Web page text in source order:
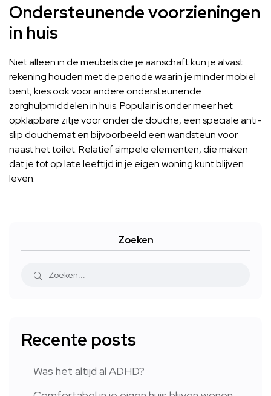
Ondersteunende voorzieningen
in huis
Niet alleen in de meubels die je aanschaft kun je alvast
rekening houden met de periode waarin je minder mobiel
bent; kies ook voor andere ondersteunende
zorghulpmiddelen in huis. Populair is onder meer het
opklapbare zitje voor onder de douche, een speciale anti-
slip douchemat en bijvoorbeeld een wandsteun voor
naast het toilet. Relatief simpele elementen, die maken
dat je tot op late leeftijd in je eigen woning kunt blijven
leven.
Zoeken
Recente posts
Was het altijd al ADHD?